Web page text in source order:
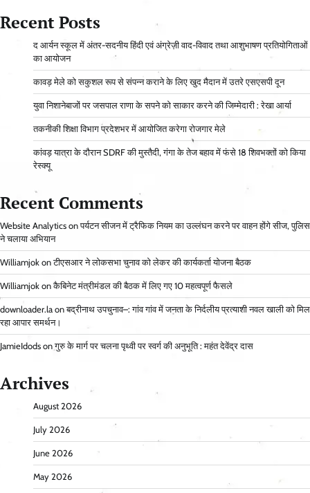
Recent Posts
द आर्यन स्कूल में अंतर-सदनीय हिंदी एवं अंग्रेज़ी वाद-विवाद तथा आशुभाषण प्रतियोगिताओं
का आयोजन
कावड़ मेले को सकुशल रूप से संपन्न कराने के लिए खुद मैदान में उतरे एसएसपी दून
युवा निशानेबाजों पर जसपाल राणा के सपने को साकार करने की जिम्मेदारी : रेखा आर्या
तकनीकी शिक्षा विभाग प्रदेशभर में आयोजित करेगा रोजगार मेले
कांवड़ यात्रा के दौरान SDRF की मुस्तैदी, गंगा के तेज बहाव में फंसे 18 शिवभक्तों को किया
रेस्क्यू
Recent Comments
Website Analytics onपर्यटन सीजन में ट्रैफिक नियम का उल्लंघन करने पर वाहन होंगे सीज, पुलिस
ने चलाया अभियान
Williamjok onटीएसआर ने लोकसभा चुनाव को लेकर की कार्यकर्ता योजना बैठक
Williamjok onकैबिनेट मंत्रीमंडल की बैठक में लिए गए 10 महत्वपूर्ण फैसले
downloader.la onबद्रीनाथ उपचुनाव–: गांव गांव में जनता के निर्दलीय प्रत्याशी नवल खाली को मिल
रहा आपार समर्थन।
JamieIdods onगुरु के मार्ग पर चलना पृथ्वी पर स्वर्ग की अनुभूति : महंत देवेंद्र दास
Archives
August 2026
July 2026
June 2026
May 2026